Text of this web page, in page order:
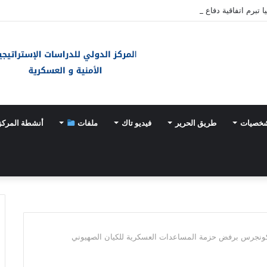
تبرم اتفاقية دفاع مشترك
طريق الحرير فيديو تاك ملفات أنشطة المركز
برفض حزمة المساعدات العسكرية للكيان الصهيوني